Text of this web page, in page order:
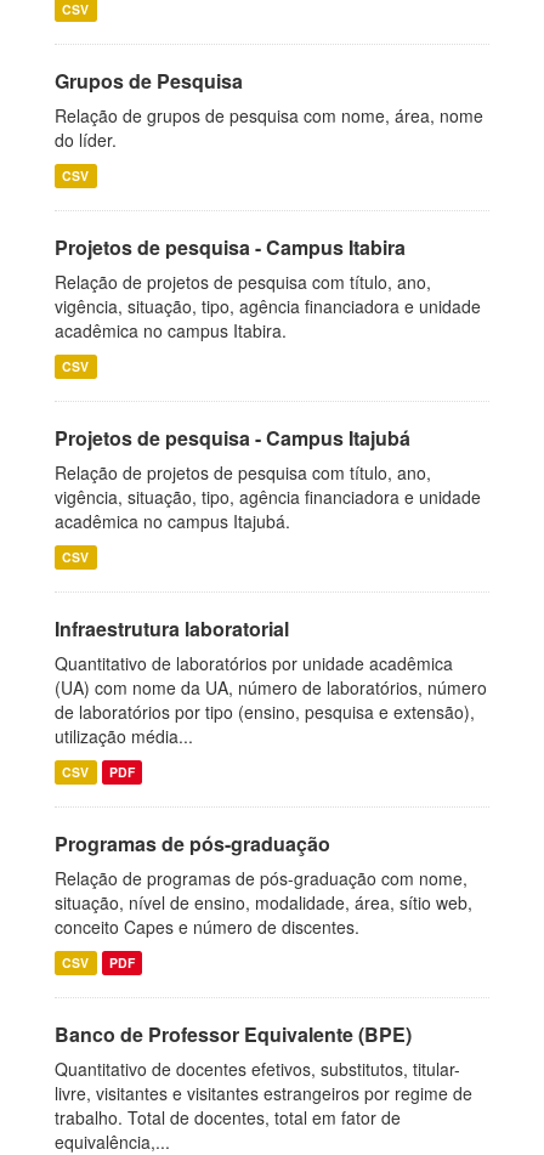
CSV
Grupos de Pesquisa
Relação de grupos de pesquisa com nome, área, nome
do líder.
CSV
Projetos de pesquisa - Campus Itabira
Relação de projetos de pesquisa com título, ano,
vigência, situação, tipo, agência financiadora e unidade
acadêmica no campus Itabira.
CSV
Projetos de pesquisa - Campus Itajubá
Relação de projetos de pesquisa com título, ano,
vigência, situação, tipo, agência financiadora e unidade
acadêmica no campus Itajubá.
CSV
Infraestrutura laboratorial
Quantitativo de laboratórios por unidade acadêmica
(UA) com nome da UA, número de laboratórios, número
de laboratórios por tipo (ensino, pesquisa e extensão),
utilização média...
CSV PDF
Programas de pós-graduação
Relação de programas de pós-graduação com nome,
situação, nível de ensino, modalidade, área, sítio web,
conceito Capes e número de discentes.
CSV PDF
Banco de Professor Equivalente (BPE)
Quantitativo de docentes efetivos, substitutos, titular-
livre, visitantes e visitantes estrangeiros por regime de
trabalho. Total de docentes, total em fator de
equivalência,...